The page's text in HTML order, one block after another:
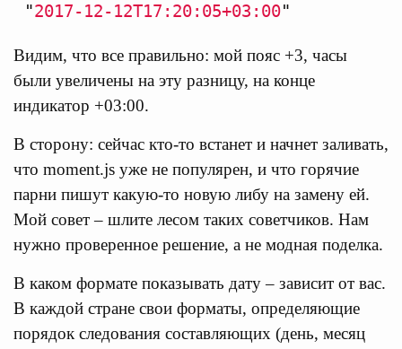
"2017-12-12T17:20:05+03:00"
Видим, что все правильно: мой пояс +3, часы
были увеличены на эту разницу, на конце
индикатор +03:00.
В сторону: сейчас кто-то встанет и начнет заливать,
что moment.js уже не популярен, и что горячие
парни пишут какую-то новую либу на замену ей.
Мой совет – шлите лесом таких советчиков. Нам
нужно проверенное решение, а не модная поделка.
В каком формате показывать дату – зависит от вас.
В каждой стране свои форматы, определяющие
порядок следования составляющих (день, месяц